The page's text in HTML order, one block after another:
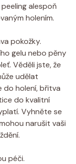
alespoň
holením.
pokožky.
gelu nebo pěny
Věděli jste, že
udělat
do holení, břitva
do kvalitní
Vyhněte se
narušit vaši
péči.